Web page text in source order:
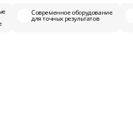
Современное оборудование
для точных результатов